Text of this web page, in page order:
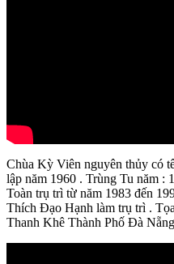
Chùa Kỳ Viên nguyên thủy có
lập năm 1960 . Trùng Tu năm
Toàn trụ trì từ năm 1983 đến
Thích Đạo Hạnh làm trụ trì .
Thanh Khê Thành Phố Đà Nẵng